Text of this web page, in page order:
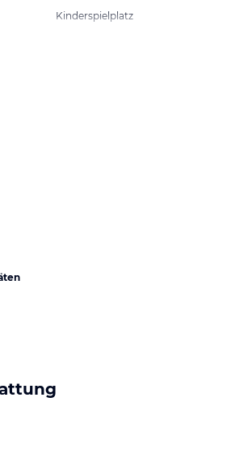
Kinderspielplatz